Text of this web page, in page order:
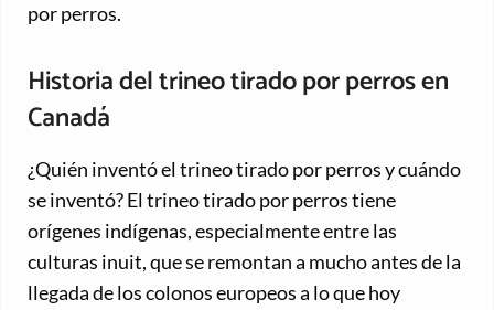
por perros.
Historia del trineo tirado por perros en
Canadá
¿Quién inventó el trineo tirado por perros y cuándo
se inventó? El trineo tirado por perros tiene
orígenes indígenas, especialmente entre las
culturas inuit, que se remontan a mucho antes de la
llegada de los colonos europeos a lo que hoy